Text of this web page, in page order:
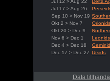
Jul 12 > Aug 22
Delta
Jul 17 > Aug 26
Sep 10 > Nov 19
Okt 2 > Nov 7
Orionids
Okt 20 > Dec 9
Nov 6 > Dec 1
Leonids
Dec 4 > Dec 18
Dec 17 > Dec 27 Ursids
Data